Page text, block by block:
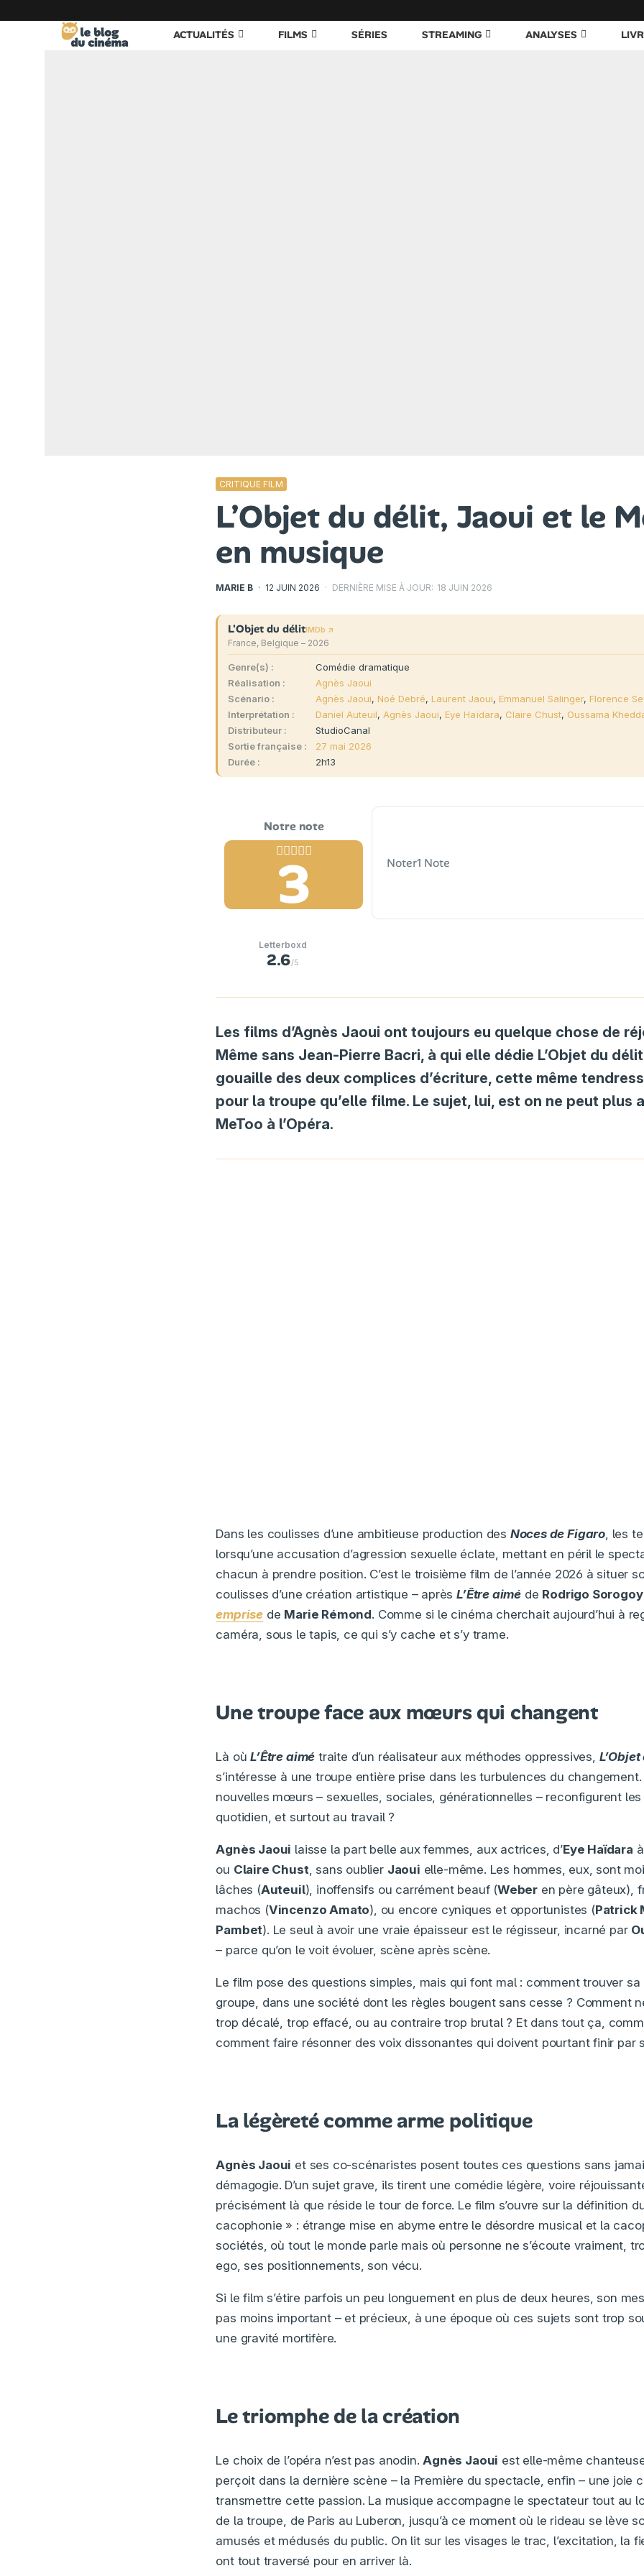
ACTUALITÉS FILMS SÉRIES STREAMING ANALYSES
CRITIQUE FILM
L’Objet du délit, Jaoui et le
en musique
MARIE B · 12 JUIN 2026 · DERNIÈRE MISE À JOUR: 18 JUIN 2026
L'Objet du délitIMDb ↗
France, Belgique – 2026
Genre(s)
Comédie dramatique
Réalisation
Agnès Jaoui
Scénario
Agnès Jaoui,Noé Debré,Laurent Jaoui,Emmanuel Salinger,Florence
Interprétation
Daniel Auteuil,Agnès Jaoui,Eye Haïdara, Claire Chust, Oussama
Distributeur
StudioCanal
Sortie française
27 mai 2026
Durée
2h13
Letterboxd
2.6/5
Noter1 Note
3
Les films d’Agnès Jaoui ont toujours eu quelque chose de
Même sans Jean-Pierre Bacri, à qui elle dédie L’Objet du
gouaille des deux complices d’écriture, cette même
pour la troupe qu’elle filme. Le sujet, lui, est on ne peut plus
MeToo à l’Opéra.
Dans les coulisses d’une ambitieuse production des Noces de Figaro , les
lorsqu’une accusation d’agression sexuelle éclate, mettant en péril le
chacun à prendre position. C’est le troisième film de l’année 2026 à situer
coulisses d’une création artistique – aprèsL’Être aimé de Rodrigo
emprise de Marie Rémond. Comme si le cinéma cherchait aujourd’hui à
caméra, sous le tapis, ce qui s’y cache et s’y trame.
Une troupe face aux mœurs qui changent
Là oùL’Être aimé traite d’un réalisateur aux méthodes oppressives,
s’intéresse à une troupe entière prise dans les turbulences du
nouvelles mœurs – sexuelles, sociales, générationnelles – reconfigurent
quotidien, et surtout au travail ?
Agnès Jaoui laisse la part belle aux femmes, aux actrices, d’Eye Haïdara à
ou Claire Chust , sans oublier Jaoui elle-même. Les hommes, eux, sont
lâches (Auteuil), inoffensifs ou carrément beauf (Weber en père gâteux),
machos (Vincenzo Amato), ou encore cyniques et opportunistes (Patrick
Pambet). Le seul à avoir une vraie épaisseur est le régisseur, incarné par
– parce qu’on le voit évoluer, scène après scène.
Le film pose des questions simples, mais qui font mal : comment trouver sa
groupe, dans une société dont les règles bougent sans cesse ? Comment
trop décalé, trop effacé, ou au contraire trop brutal ? Et dans tout ça,
comment faire résonner des voix dissonantes qui doivent pourtant finir par
La légèreté comme arme politique
Agnès Jaoui et ses co-scénaristes posent toutes ces questions sans
démagogie. D’un sujet grave, ils tirent une comédie légère, voire
précisément là que réside le tour de force. Le film s’ouvre sur la définition
cacophonie » : étrange mise en abyme entre le désordre musical et la
sociétés, où tout le monde parle mais où personne ne s’écoute vraiment,
ego, ses positionnements, son vécu.
Si le film s’étire parfois un peu longuement en plus de deux heures, son
pas moins important – et précieux, à une époque où ces sujets sont trop
une gravité mortifère.
Le triomphe de la création
Le choix de l’opéra n’est pas anodin.Agnès Jaoui est elle-même
perçoit dans la dernière scène – la Première du spectacle, enfin – une joie
transmettre cette passion. La musique accompagne le spectateur tout au
de la troupe, de Paris au Luberon, jusqu’à ce moment où le rideau se lève
amusés et médusés du public. On lit sur les visages le trac, l’excitation, la
ont tout traversé pour en arriver là.